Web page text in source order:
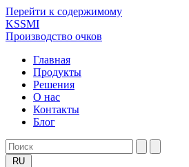
Перейти к содержимому
KSSMI
Производство очков
Главная
Продукты
Решения
О нас
Контакты
Блог